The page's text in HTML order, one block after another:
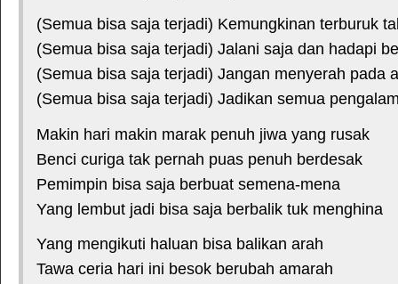
(Semua bisa saja terjadi) Kemungkinan terburuk
(Semua bisa saja terjadi) Jalani saja dan hadapi
(Semua bisa saja terjadi) Jangan menyerah pada
(Semua bisa saja terjadi) Jadikan semua
Makin hari makin marak penuh jiwa yang rusak
Benci curiga tak pernah puas penuh berdesak
Pemimpin bisa saja berbuat semena-mena
Yang lembut jadi bisa saja berbalik tuk menghina
Yang mengikuti haluan bisa balikan arah
Tawa ceria hari ini besok berubah amarah